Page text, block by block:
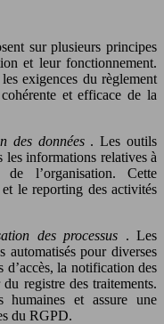
sur plusieurs principes
et leur fonctionnement.
exigences du règlement
et efficace de la
des données . Les outils
informations relatives à
l’organisation. Cette
le reporting des activités
des processus . Les
pour diverses
d’accès, la notification des
registre des traitements.
humaines et assure une
du RGPD.